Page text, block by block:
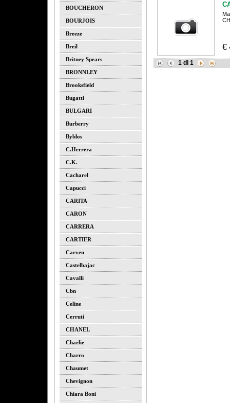
BOUCHERON
BOURJOIS
Breeze
Breil
Britney Spears
BRONNLEY
Brooksfield
Bugatti
BULGARI
Burberry
Byblos
C.herrera
C.k.
Cacharel
Capucci
CARITA
CARON
CARRERA
CARTIER
Carven
Castelbajac
Cavalli
Cbn
Celine
Cerruti
CHANEL
Charlie
Charro
Chaumet
Chevignon
Chiara Boni
1di 1
€